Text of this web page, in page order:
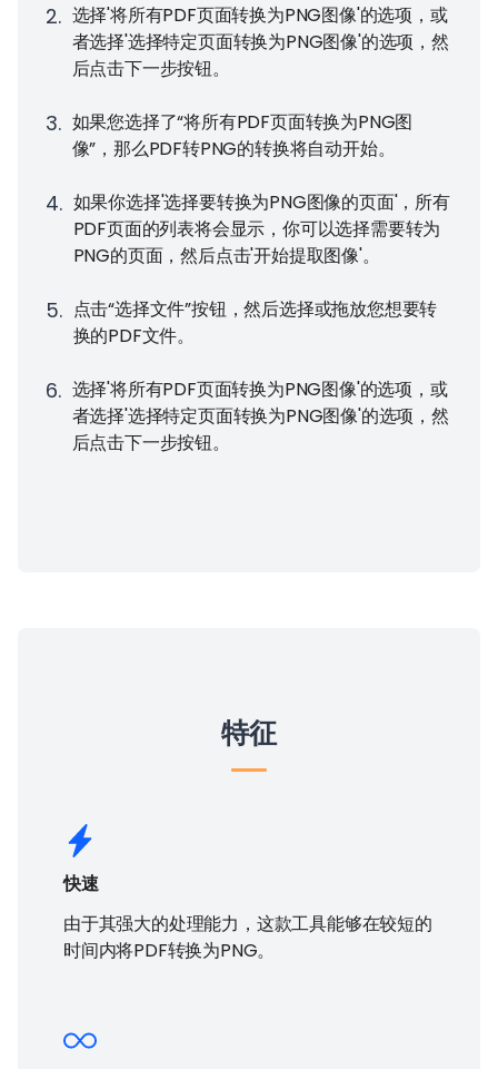
2. 选择'将所有PDF页面转换为PNG图像'的选项，或
者选择'选择特定页面转换为PNG图像'的选项，然
后点击下一步按钮。
3. 如果您选择了“将所有PDF页面转换为PNG图
像”，那么PDF转PNG的转换将自动开始。
4. 如果你选择'选择要转换为PNG图像的页面'，所有
PDF页面的列表将会显示，你可以选择需要转为
PNG的页面，然后点击'开始提取图像'。
5. 点击“选择文件”按钮，然后选择或拖放您想要转
换的PDF文件。
6. 选择'将所有PDF页面转换为PNG图像'的选项，或
者选择'选择特定页面转换为PNG图像'的选项，然
后点击下一步按钮。
特征
快速
由于其强大的处理能力，这款工具能够在较短的
时间内将PDF转换为PNG。